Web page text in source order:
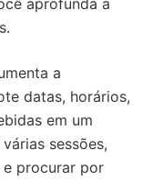
a
datas, horários,
em um
sessões,
procurar por